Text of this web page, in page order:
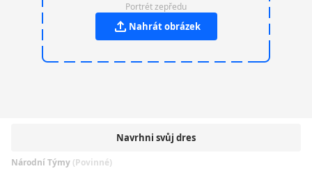
Navrhni svůj dres
Národní Týmy (Povinné)
Portrét zepředu
Nahrát obrázek